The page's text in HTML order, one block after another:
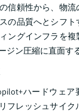
信頼性から、物
の品質へとシフト
ングインフラを
ジン圧縮に直面す
ハードウェア
フレッシュサイ